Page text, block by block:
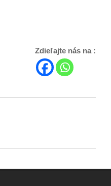
Zdieľajte nás na :